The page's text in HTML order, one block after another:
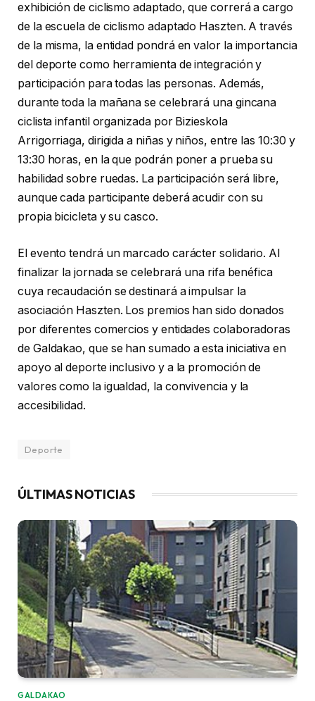
exhibición de ciclismo adaptado, que correrá a cargo
de la escuela de ciclismo adaptado Haszten. A través
de la misma, la entidad pondrá en valor la importancia
del deporte como herramienta de integración y
participación para todas las personas. Además,
durante toda la mañana se celebrará una gincana
ciclista infantil organizada por Bizieskola
Arrigorriaga, dirigida a niñas y niños, entre las 10:30 y
13:30 horas, en la que podrán poner a prueba su
habilidad sobre ruedas. La participación será libre,
aunque cada participante deberá acudir con su
propia bicicleta y su casco.
El evento tendrá un marcado carácter solidario. Al
finalizar la jornada se celebrará una rifa benéfica
cuya recaudación se destinará a impulsar la
asociación Haszten. Los premios han sido donados
por diferentes comercios y entidades colaboradoras
de Galdakao, que se han sumado a esta iniciativa en
apoyo al deporte inclusivo y a la promoción de
valores como la igualdad, la convivencia y la
accesibilidad.
Deporte
ÚLTIMAS NOTICIAS
GALDAKAO